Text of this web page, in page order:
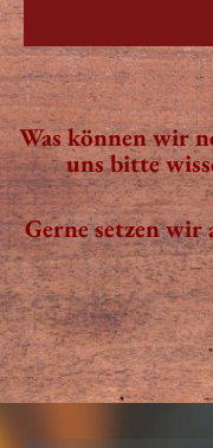
Was können wir
uns bitte
Gerne setzen wir